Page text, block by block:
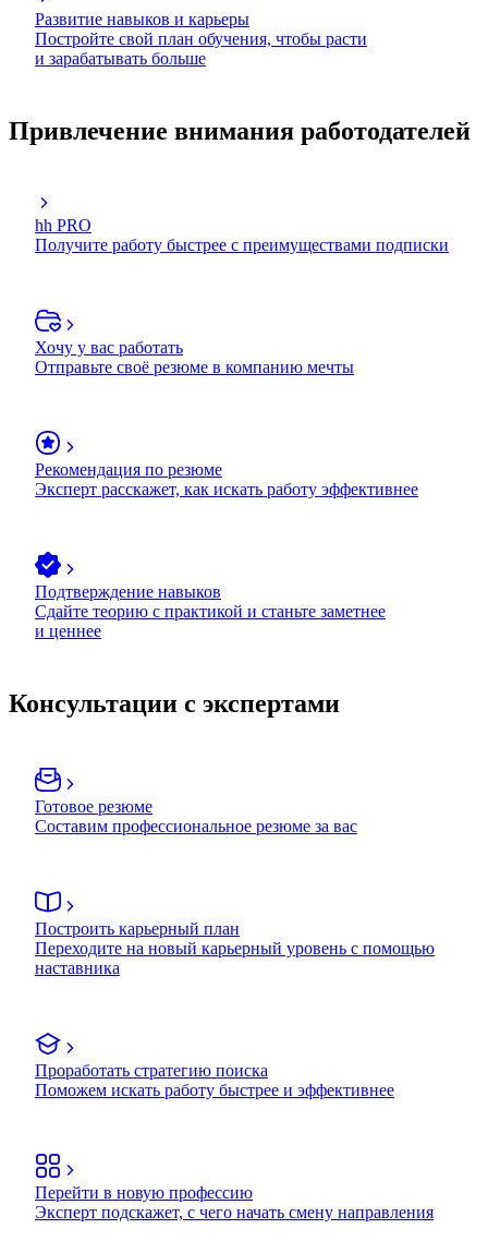
Развитие навыков и карьеры
Постройте свой план обучения, чтобы расти
и зарабатывать больше
Привлечение внимания работодателей
hh PRO
Получите работу быстрее с преимуществами подписки
Хочу у вас работать
Отправьте своё резюме в компанию мечты
Рекомендация по резюме
Эксперт расскажет, как искать работу эффективнее
Подтверждение навыков
Сдайте теорию с практикой и станьте заметнее
и ценнее
Консультации с экспертами
Готовое резюме
Составим профессиональное резюме за вас
Построить карьерный план
Переходите на новый карьерный уровень с помощью
наставника
Проработать стратегию поиска
Поможем искать работу быстрее и эффективнее
Перейти в новую профессию
Эксперт подскажет, с чего начать смену направления